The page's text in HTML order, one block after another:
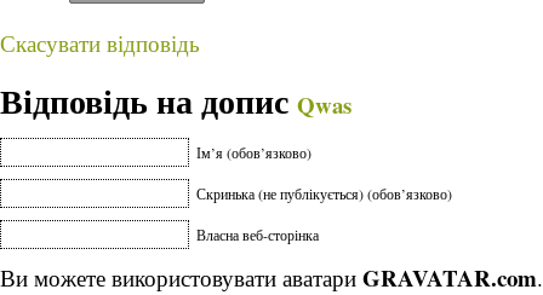
Скасувати відповідь
Відповідь на допис Qwas
Ім’я (обов’язково)
Скринька (не публікується) (обов’язково)
Власна веб-сторінка
Ви можете використовувати аватари GRAVATAR.com.